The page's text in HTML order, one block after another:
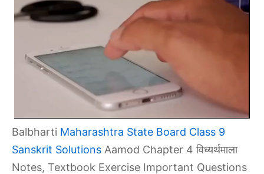
Balbharti Maharashtra State Board Class 9
Sanskrit Solutions Aamod Chapter 4 विध्यर्थमाला
Notes, Textbook Exercise Important Questions